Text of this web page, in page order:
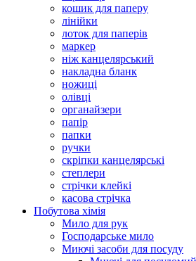
кошик для паперу
лінійки
лоток для паперів
маркер
ніж канцелярський
накладна бланк
ножиці
олівці
органайзери
папір
папки
ручки
скріпки канцелярські
степлери
стрічки клейкі
касова стрічка
Побутова хімія
Мило для рук
Господарське мило
Миючі засоби для посуду